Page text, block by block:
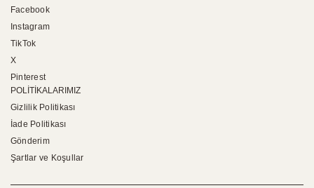
Facebook
Instagram
TikTok
X
Pinterest
POLİTİKALARIMIZ
Gizlilik Politikası
İade Politikası
Gönderim
Şartlar ve Koşullar